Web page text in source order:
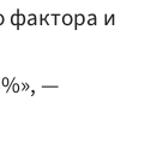
фактора и
—